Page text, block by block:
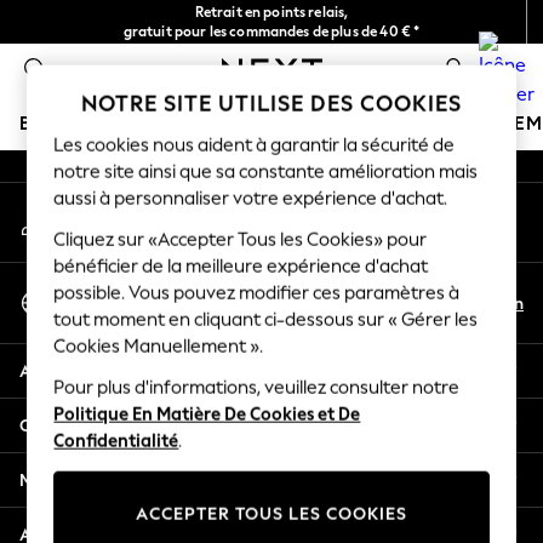
Retrait en points relais,
gratuit pour les commandes de plus de 40 € *
Livraison en 2-3 jours ouvrés*
BOUTIQUE VACANCES
HOLIDAY SHOP
Women's Holiday Shop
All Swimwear
All Beachwear
Bags & Accessories
Beach Dresses & Kaftans
Dresses
Flip Flops
Sliders
Jumpsuits & Playsuits
Linen Collection
Sandals
An error occurred on client
Nos réseaux sociaux
Mon compte
Connexion à votre compte
Sélectionnez Votre Langue
Français
En
Aide
Confidentialité et mentions légales
Ministères
Autres services
NOTRE SITE UTILISE DES COOKIES
Les cookies nous aident à garantir la sécurité de
notre site ainsi que sa constante amélioration mais
aussi à personnaliser votre expérience d'achat.
Cliquez sur «Accepter Tous les Cookies» pour
bénéficier de la meilleure expérience d'achat
possible. Vous pouvez modifier ces paramètres à
tout moment en cliquant ci-dessous sur « Gérer les
Cookies Manuellement ».
Pour plus d'informations, veuillez consulter notre
Politique En Matière De Cookies et De
Confidentialité.
ACCEPTER TOUS LES COOKIES